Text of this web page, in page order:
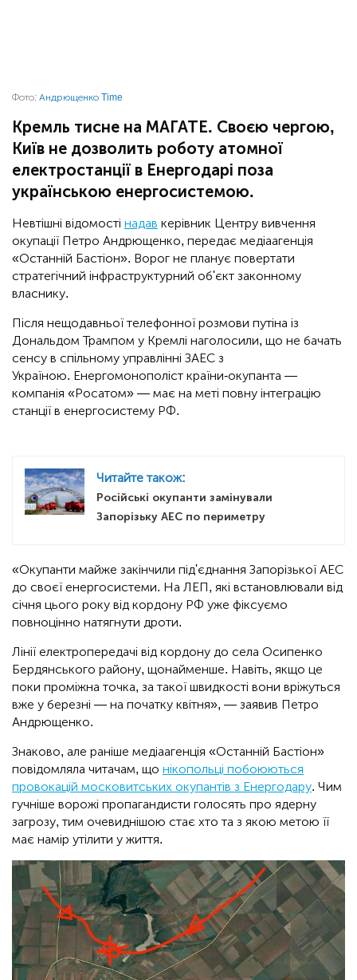
Фото: Андрющенко Time
Кремль тисне на МАГАТЕ. Своєю чергою,
Київ не дозволить роботу атомної
електростанції в Енергодарі поза
українською енергосистемою.
Невтішні відомості надав керівник Центру вивчення
окупації Петро Андрющенко, передає медіаагенція
«Останній Бастіон». Ворог не планує повертати
стратегічний інфраструктурний об'єкт законному
власнику.
Після нещодавньої телефонної розмови путіна із
Дональдом Трампом у Кремлі наголосили, що не бачать
сенсу в спільному управлінні ЗАЕС з
Україною. Енергомонополіст країни-окупанта —
компанія «Росатом» — має на меті повну інтеграцію
станції в енергосистему РФ.
Читайте також:
Російські окупанти замінували
Запорізьку АЕС по периметру
«Окупанти майже закінчили під'єднання Запорізької АЕС
до своєї енергосистеми. На ЛЕП, які встановлювали від
січня цього року від кордону РФ уже фіксуємо
повноцінно натягнути дроти.
Лінії електропередачі від кордону до села Осипенко
Бердянського району, щонайменше. Навіть, якщо це
поки проміжна точка, за такої швидкості вони вріжуться
вже у березні — на початку квітня», — заявив Петро
Андрющенко.
Знаково, але раніше медіаагенція «Останній Бастіон»
повідомляла читачам, що нікопольці побоюються
провокацій московитських окупантів з Енергодару. Чим
гучніше ворожі пропагандисти голосять про ядерну
загрозу, тим очевиднішою стає хто та з якою метою її
має намір утілити у життя.